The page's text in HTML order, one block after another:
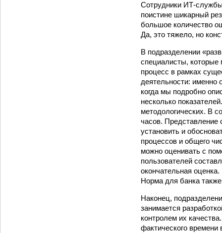
Сотрудники ИТ-службы
поистине шикарный
большое количест­во
Да, это тяжело, но
В подразделении
специалисты, которые
процесс в рамках
деятельности: именно
когда мы подробно
несколько
методологических. В
часов. Представление
установить и
процессов и общего
можно оценивать с
пользователей
окончательная
Норма для банка
Наконец,
занимается
контролем их
фактического